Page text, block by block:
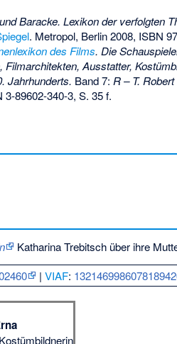
Baracke. Lexikon der verfolgten
. Metropol, Berlin 2008, ISBN
des Films. Die
Ausstatter,
Jahrhunderts. Band 7: R – T.
3-89602-340-3, S. 35 f.
Katharina Trebitsch über ihre
|VIAF: